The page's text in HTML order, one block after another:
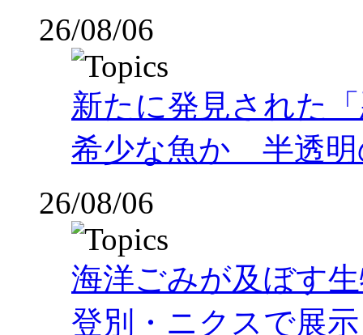
26/08/06
新たに発見された
希少な魚か 半透明
26/08/06
海洋ごみが及ぼす
登別・ニクスで展